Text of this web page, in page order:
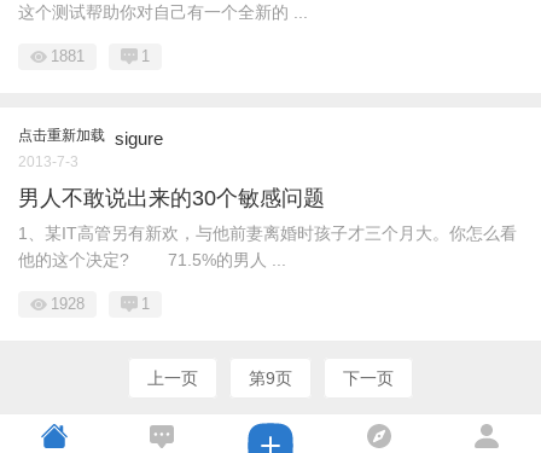
这个测试帮助你对自己有一个全新的 ...
1881 1
点击重新加载 sigure
2013-7-3
男人不敢说出来的30个敏感问题
1、某IT高管另有新欢，与他前妻离婚时孩子才三个月大。你怎么看
他的这个决定? 71.5%的男人 ...
1928 1
上一页 第9页 下一页